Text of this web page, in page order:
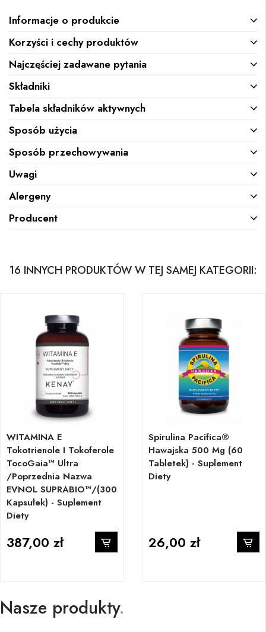
Informacje o produkcie
Korzyści i cechy produktów
Najczęściej zadawane pytania
Składniki
Tabela składników aktywnych
Sposób użycia
Sposób przechowywania
Uwagi
Alergeny
Producent
16 INNYCH PRODUKTÓW W TEJ SAMEJ KATEGORII:
WITAMINA E
Tokotrienole I Tokoferole
TocoGaia™ Ultra
/poprzednia Nazwa
EVNOL SUPRABIO™/(300
Kapsułek) - Suplement
Diety
387,00 zł
Spirulina Pacifica®
Hawajska 500 Mg (60
Tabletek) - Suplement
Diety
26,00 zł
Nasze produkty.